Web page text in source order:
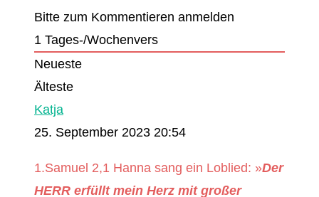
Bitte zum Kommentieren anmelden
1 Tages-/Wochenvers
Neueste
Älteste
Katja
25. September 2023 20:54
1.Samuel 2,1 Hanna sang ein Loblied: »Der
HERR erfüllt mein Herz mit großer